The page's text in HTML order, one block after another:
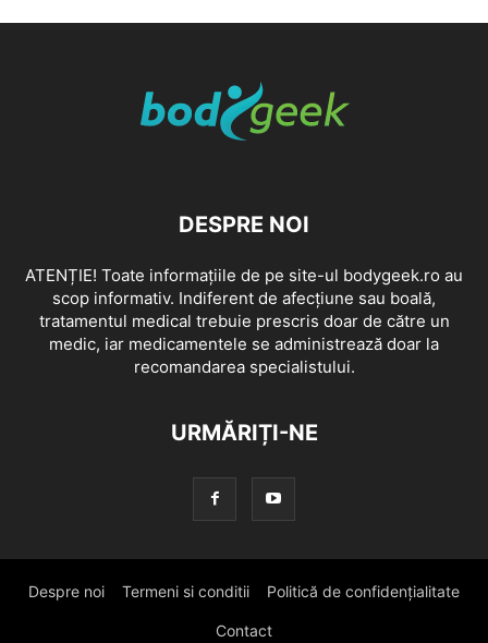
DESPRE NOI
ATENȚIE! Toate informațiile de pe site-ul bodygeek.ro au
scop informativ. Indiferent de afecțiune sau boală,
tratamentul medical trebuie prescris doar de către un
medic, iar medicamentele se administrează doar la
recomandarea specialistului.
URMĂRIȚI-NE
Despre noi Termeni si conditii Politică de confidențialitate
Contact